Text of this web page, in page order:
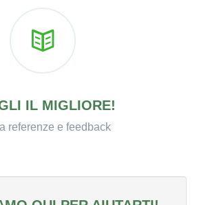
IL MIGLIORE!
referenze e feedback